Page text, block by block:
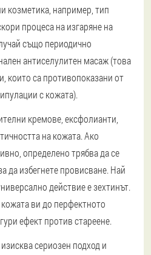
козметика, например, тип
процеса на изгаряне на
също периодично
антиселулитен масаж (това
които са противопоказани от
с кожата).
кремове, ексфолианти,
на кожата. Ако
определено трябва да се
да избегнете провисване. Най
действие е зехтинът.
ви до перфектното
ефект против стареене.
сериозен подход и